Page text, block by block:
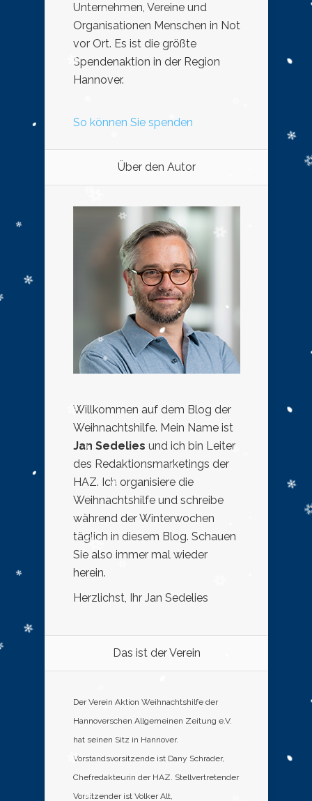
Unternehmen, Vereine und
Organisationen Menschen in Not
vor Ort. Es ist die größte
Spendenaktion in der Region
Hannover.
So können Sie spenden
Über den Autor
Willkommen auf dem Blog der
Weihnachtshilfe. Mein Name ist
Jan Sedelies und ich bin Leiter
des Redaktionsmarketings der
HAZ. Ich organisiere die
Weihnachtshilfe und schreibe
während der Winterwochen
täglich in diesem Blog. Schauen
Sie also immer mal wieder
herein.
Herzlichst, Ihr Jan Sedelies
Das ist der Verein
Der Verein Aktion Weihnachtshilfe der
Hannoverschen Allgemeinen Zeitung e.V.
hat seinen Sitz in Hannover.
Vorstandsvorsitzende ist Dany Schrader,
Chefredakteurin der HAZ. Stellvertretender
Vorsitzender ist Volker Alt,